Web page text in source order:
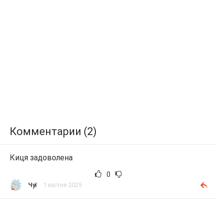
Комментарии (2)
Киця задоволена
0
Чуї 1 квітня 2025